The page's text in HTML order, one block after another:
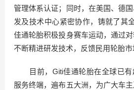
管理体系认证；同时，在美国、德
发及技术中心紧密协作，铸就了其
佳通轮胎积极投身赛车运动，通过对
不断精进研发技术，反馈民用轮胎市
目前，Giti佳通轮胎在全球已有
服务终端，遍布五大洲，为广大车